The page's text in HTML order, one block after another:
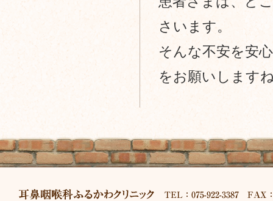
さいます。
そんな不安を安
をお願いします
フ
ッ